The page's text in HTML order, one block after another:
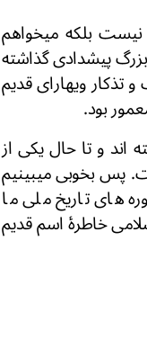
نیست بلکه میخواهم
پیشدادی گذاشته
ویهارای قدیم
بود.
اند و تا حال یکی از
پس بخوبی میبینیم
های تاریخ ملی ما
خاطرۀ اسم قدیم